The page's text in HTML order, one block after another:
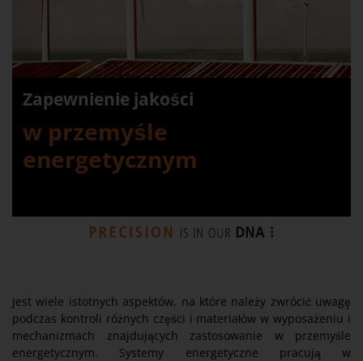
Zapewnienie jakości
w przemyśle
energetycznym
Jest wiele istotnych aspektów, na które należy zwrócić uwagę
podczas kontroli różnych części i materiałów w wyposażeniu i
mechanizmach znajdujących zastosowanie w przemyśle
energetycznym. Systemy energetyczne pracują w